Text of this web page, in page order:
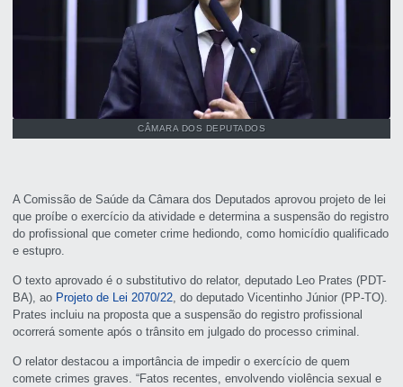
CÂMARA DOS DEPUTADOS
A Comissão de Saúde da Câmara dos Deputados aprovou projeto de lei
que proíbe o exercício da atividade e determina a suspensão do registro
do profissional que cometercrime hediondo , como homicídio qualificado
e estupro.
O texto aprovado é osubstitutivo do relator, deputado Leo Prates (PDT-
BA), ao Projeto de Lei 2070/22 , do deputado Vicentinho Júnior (PP-TO).
Prates incluiu na proposta que a suspensão do registro profissional
ocorrerá somente após otrânsito em julgado do processo criminal.
O relator destacou a importância de impedir o exercício de quem
comete crimes graves. “Fatos recentes, envolvendo violência sexual e